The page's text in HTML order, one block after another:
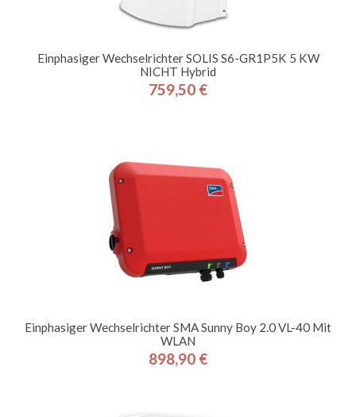
Einphasiger Wechselrichter SOLIS S6-GR1P5K 5 KW
NICHT Hybrid
Preis
759,50 €
Einphasiger Wechselrichter SMA Sunny Boy 2.0 VL-40 Mit
WLAN
Preis
898,90 €